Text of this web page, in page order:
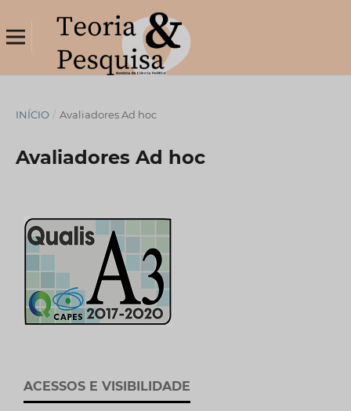
INÍCIO / Avaliadores Ad hoc
Avaliadores Ad hoc
ACESSOS E VISIBILIDADE